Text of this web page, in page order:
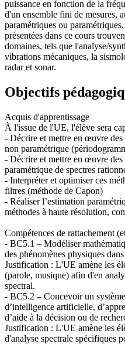
puissance en fonction de la
d'un ensemble fini de mesures,
paramétriques ou
présentées dans ce cours
domaines, tels que l'analyse/
vibrations mécaniques, la
radar et sonar.
Objectifs
Acquis d'apprentissage
À l'issue de l'UE, l'élève sera
- Décrire et mettre en œuvre des
non paramétrique
- Décrire et mettre en œuvre des
paramétrique de spectres
- Interpréter et optimiser ces
filtres (méthode de Capon)
- Réaliser l’estimation
méthodes à haute résolution,
Compétences de rattachement
- BC5.1 – Modéliser
des phénomènes physiques
Justification : L'UE amène les
(parole, musique) afin d'en
spectral.
- BC5.2 – Concevoir un
d’intelligence artificielle,
d’aide à la décision ou de
Justification : L'UE amène les
d'analyse spectrale spécifiques